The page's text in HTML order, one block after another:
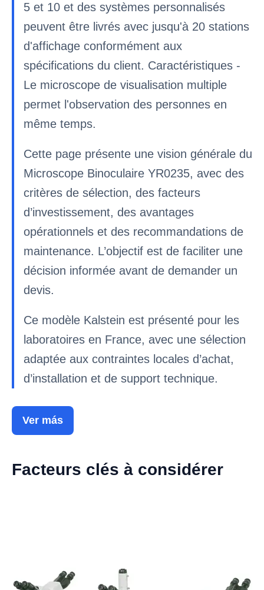
5 et 10 et des systèmes personnalisés
peuvent être livrés avec jusqu'à 20 stations
d'affichage conformément aux
spécifications du client. Caractéristiques -
Le microscope de visualisation multiple
permet l'observation des personnes en
même temps.
Cette page présente une vision générale du
Microscope Binoculaire YR0235, avec des
critères de sélection, des facteurs
d’investissement, des avantages
opérationnels et des recommandations de
maintenance. L’objectif est de faciliter une
décision informée avant de demander un
devis.
Ce modèle Kalstein est présenté pour les
laboratoires en France, avec une sélection
adaptée aux contraintes locales d’achat,
d’installation et de support technique.
Ver más
Facteurs clés à considérer